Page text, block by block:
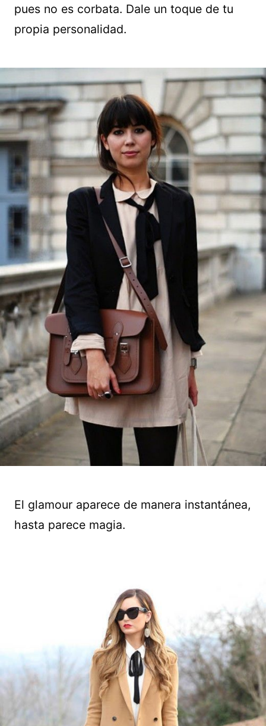
pues no es corbata. Dale un toque de tu
propia personalidad.
El glamour aparece de manera instantánea,
hasta parece magia.